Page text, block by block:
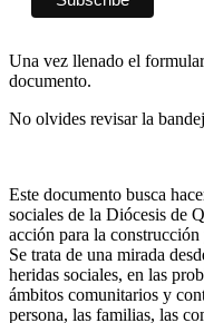
Una vez llenado el
documento.
No olvides revisar la
Este documento busca
sociales de la Diócesis de
acción para la
Se trata de una mirada
heridas sociales, en las
ámbitos comunitarios y
persona, las familias, las